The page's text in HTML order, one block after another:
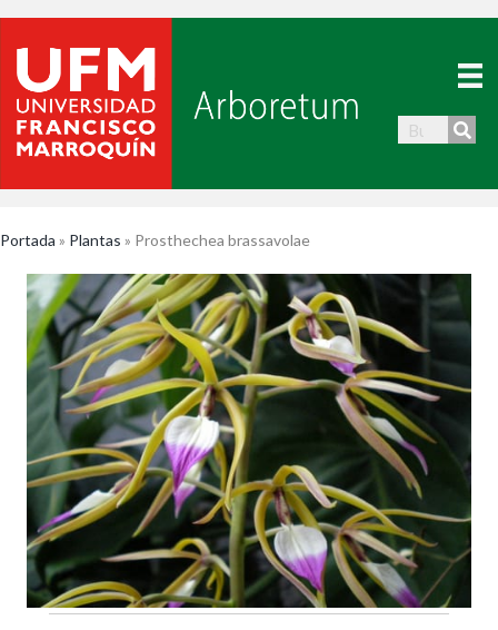
Portada » Plantas » Prosthechea brassavolae